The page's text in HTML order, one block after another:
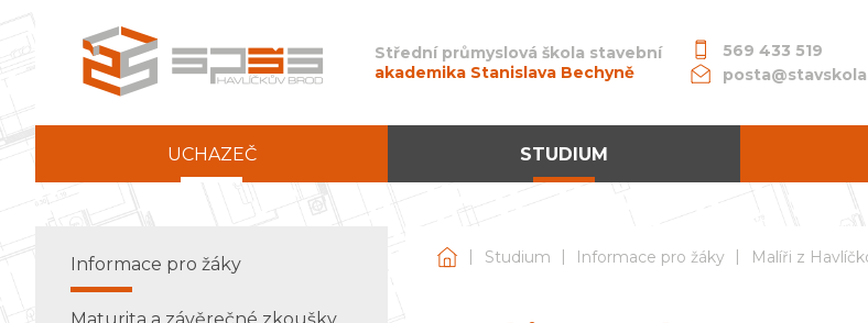
Střední průmyslová škola stavební
akademika Stanislava Bechyně
569 433 519
UCHAZEČ STUDIUM
Střední průmyslová škola stavební akademika
| Studium | Informace pro žáky | Malíři z
Informace pro žáky